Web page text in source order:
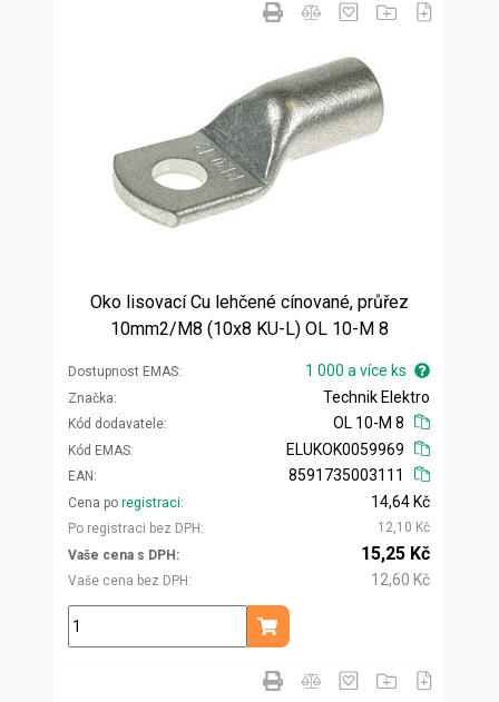
Oko lisovací Cu lehčené cínované, průřez
10mm2/M8 (10x8 KU-L) OL 10-M 8
Dostupnost EMAS 1 000 a více ks
Značka
Kód dodavatele
Technik Elektro
OL 10-M 8
Kód EMAS
EAN
ELUKOK0059969
8591735003111
Cena po registraci
Po registraci bez DPH
14,64 Kč
12,10 Kč
Vaše cena s DPH
Vaše cena bez DPH
15,25 Kč
12,60 Kč
ks
Přidat do košíku